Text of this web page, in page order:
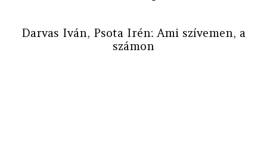
Darvas Iván, Psota Irén: Ami szívemen, a
számon